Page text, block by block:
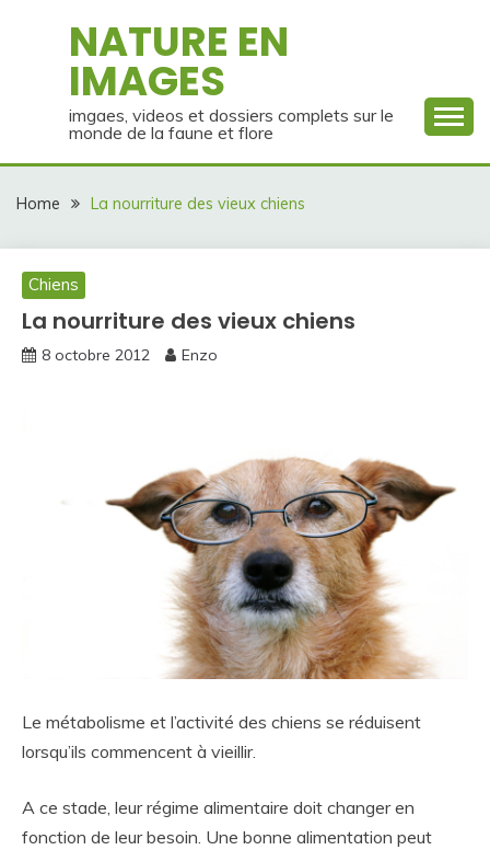
NATURE EN
IMAGES
imgaes, videos et dossiers complets sur le
monde de la faune et flore
Home La nourriture des vieux chiens
Chiens
La nourriture des vieux chiens
8 octobre 2012 Enzo
Le métabolisme et l’activité des chiens se réduisent
lorsqu’ils commencent à vieillir.
A ce stade, leur régime alimentaire doit changer en
fonction de leur besoin. Une bonne alimentation peut